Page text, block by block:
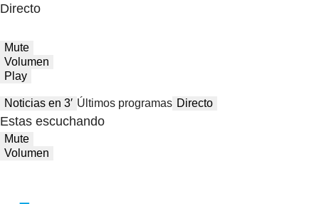
Directo
Mute
Volumen
Play
Noticias en 3′ Últimos programas Directo
Estas escuchando
Mute
Volumen